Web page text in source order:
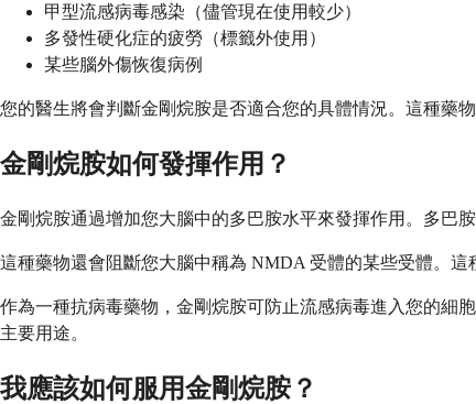
甲型流感病毒感染（儘管現在使用較少）
多發性硬化症的疲勞（標籤外使用）
某些腦外傷恢復病例
您的醫生將會判斷金剛烷胺是否適合您的具體情況。這種藥
金剛烷胺如何發揮作用？
金剛烷胺通過增加您大腦中的多巴胺水平來發揮作用。多巴
這種藥物還會阻斷您大腦中稱為 NMDA 受體的某些受體。
作為一種抗病毒藥物，金剛烷胺可防止流感病毒進入您的細
主要用途。
我應該如何服用金剛烷胺？